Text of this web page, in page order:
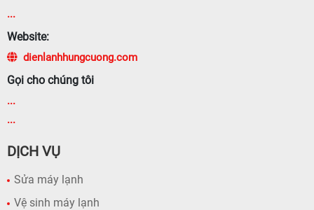
...
Website:
dienlanhhungcuong.com
Gọi cho chúng tôi
...
...
DỊCH VỤ
Sửa máy lạnh
Vệ sinh máy lạnh